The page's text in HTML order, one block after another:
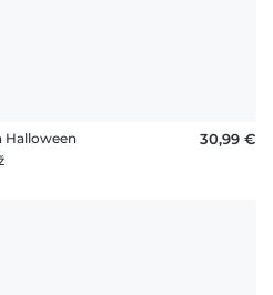
Halloween
30,99 €